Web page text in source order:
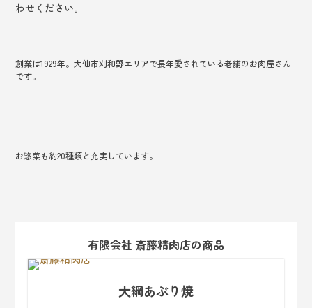
わせください。
創業は1929年。大仙市刈和野エリアで長年愛されている老舗のお肉屋さん
です。
お惣菜も約20種類と充実しています。
有限会社 斎藤精肉店の商品
大綱あぶり焼